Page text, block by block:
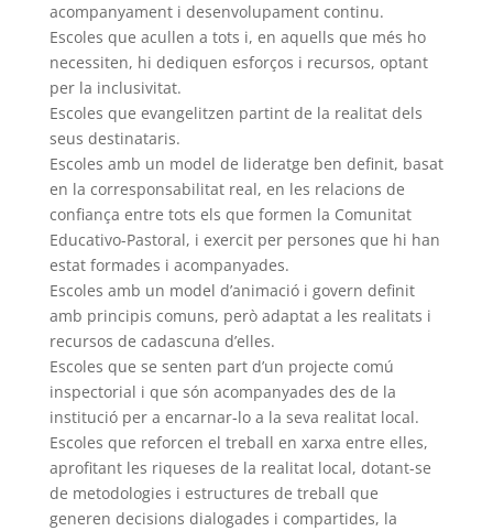
acompanyament i desenvolupament continu.
Escoles que acullen a tots i, en aquells que més ho
necessiten, hi dediquen esforços i recursos, optant
per la inclusivitat.
Escoles que evangelitzen partint de la realitat dels
seus destinataris.
Escoles amb un model de lideratge ben definit, basat
en la corresponsabilitat real, en les relacions de
confiança entre tots els que formen la Comunitat
Educativo-Pastoral, i exercit per persones que hi han
estat formades i acompanyades.
Escoles amb un model d’animació i govern definit
amb principis comuns, però adaptat a les realitats i
recursos de cadascuna d’elles.
Escoles que se senten part d’un projecte comú
inspectorial i que són acompanyades des de la
institució per a encarnar-lo a la seva realitat local.
Escoles que reforcen el treball en xarxa entre elles,
aprofitant les riqueses de la realitat local, dotant-se
de metodologies i estructures de treball que
generen decisions dialogades i compartides, la